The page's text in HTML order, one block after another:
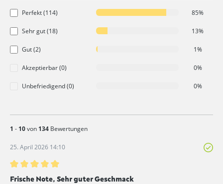
Perfekt (114) 85%
Sehr gut (18) 13%
Gut (2) 1%
Akzeptierbar (0) 0%
Unbefriedigend (0) 0%
1 - 10von 134 Bewertungen
25. April 2026 14:10
Bewertung mit 5 von 5 Sternen
Frische Note, Sehr guter Geschmack